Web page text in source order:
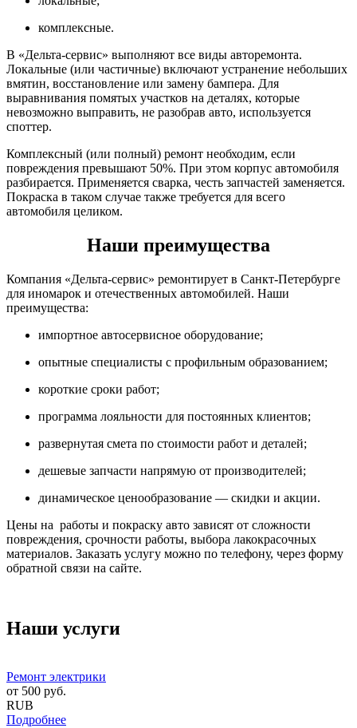
комплексные.
В «Дельта-сервис» выполняют все виды авторемонта.
Локальные (или частичные) включают устранение небольших
вмятин, восстановление или замену бампера. Для
выравнивания помятых участков на деталях, которые
невозможно выправить, не разобрав авто, используется
споттер.
Комплексный (или полный) ремонт необходим, если
повреждения превышают 50%. При этом корпус автомобиля
разбирается. Применяется сварка, честь запчастей заменяется.
Покраска в таком случае также требуется для всего
автомобиля целиком.
Наши преимущества
Компания «Дельта-сервис» ремонтирует в Санкт-Петербурге
для иномарок и отечественных автомобилей. Наши
преимущества:
импортное автосервисное оборудование;
опытные специалисты с профильным образованием;
короткие сроки работ;
программа лояльности для постоянных клиентов;
развернутая смета по стоимости работ и деталей;
дешевые запчасти напрямую от производителей;
динамическое ценообразование — скидки и акции.
Цены на работы и покраску авто зависят от сложности
повреждения, срочности работы, выбора лакокрасочных
материалов. Заказать услугу можно по телефону, через форму
обратной связи на сайте.
Наши услуги
Ремонт электрики
от 500 руб.
RUB
Подробнее